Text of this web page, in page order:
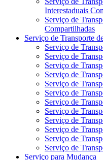
Interestaduais
Serviço de
Compartilhadas
Serviço de Transporte
Serviço de
Serviço de
Serviço de
Serviço de
Serviço de
Serviço de
Serviço de
Serviço de
Serviço de
Serviço de
Serviço de
Serviço de
Serviço para Mudança